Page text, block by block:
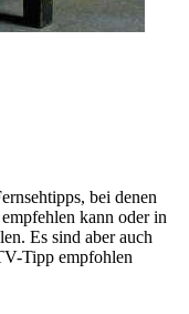
bei denen
kann oder in
Es sind aber auch
Tipp empfohlen